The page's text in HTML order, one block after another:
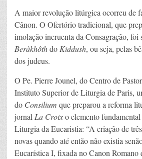
A maior revolução litúrgica ocorreu de
Cânon. O Ofertório tradicional, que
imolação incruenta da Consagração, foi
Beràkhôthdo Kiddush, ou seja, pelas
dos judeus.
O Pe. Pierre Jounel, do Centro de
Instituto Superior de Liturgia de Paris,
do Consilium que preparou a reforma
jornal La Croixo elemento
Liturgia da Eucaristia: “A criação de
novas quando até então não existia
Eucarística I, fixada no Canon Romano